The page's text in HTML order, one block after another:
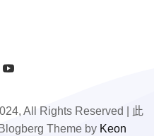
All Rights Reserved | 此
Theme by Keon